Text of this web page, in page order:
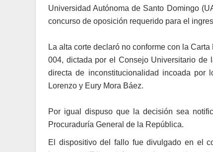
Universidad Autónoma de Santo Domingo
concurso de oposición requerido para el
La alta corte declaró no conforme con la
004, dictada por el Consejo Universitario
directa de inconstitucionalidad incoada por
Lorenzo y Eury Mora Báez.
Por igual dispuso que la decisión sea
Procuraduría General de la República.
El dispositivo del fallo fue divulgado en el